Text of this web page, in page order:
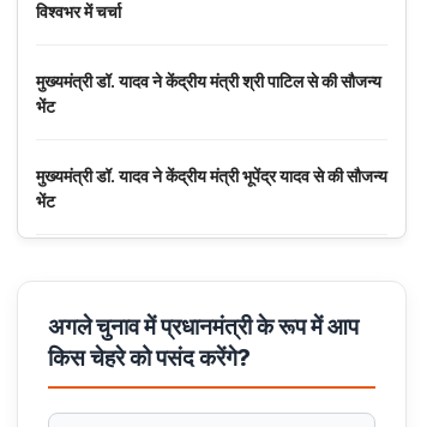
विश्वभर में चर्चा
मुख्यमंत्री डॉ. यादव ने केंद्रीय मंत्री श्री पाटिल से की सौजन्य
भेंट
मुख्यमंत्री डॉ. यादव ने केंद्रीय मंत्री भूपेंद्र यादव से की सौजन्य
भेंट
मुख्यमंत्री डॉ. यादव की जनोन्मुखी पहल
अगले चुनाव में प्रधानमंत्री के रूप में आप
किस चेहरे को पसंद करेंगे?